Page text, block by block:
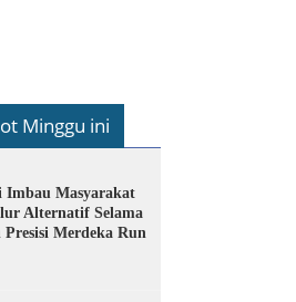
Minggu ini
Imbau Masyarakat
Alternatif Selama
Presisi Merdeka Run